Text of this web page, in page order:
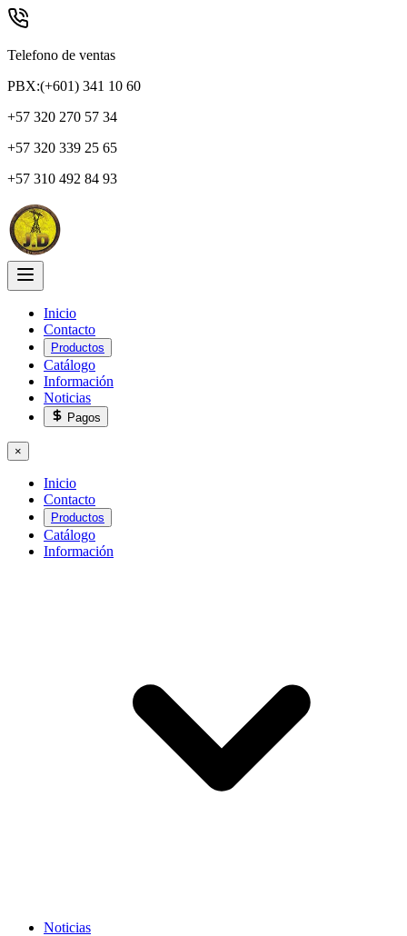
Telefono de ventas
PBX:(+601) 341 10 60
+57 320 270 57 34
+57 320 339 25 65
+57 310 492 84 93
Inicio
Contacto
Productos
Catálogo
Información
Noticias
Pagos
×
Inicio
Contacto
Productos
Catálogo
Información
Noticias